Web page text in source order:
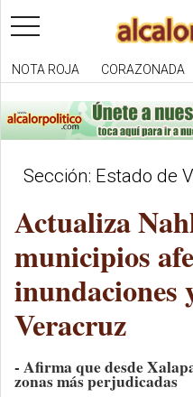
toggle
navigation
NOTA ROJA CORAZONADA
Sección: Estado de
Actualiza
municipios
inundaciones
Veracruz
- Afirma que desde
zonas más perjudicadas